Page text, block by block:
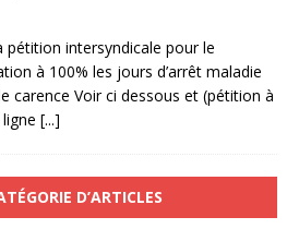
pétition intersyndicale pour le
à 100% les jours d’arrêt maladie
carence Voir ci dessous et (pétition à
[...]
D’ARTICLES